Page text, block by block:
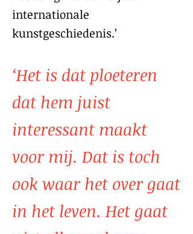
internationale
kunstgeschiedenis.’
‘Het is dat ploeteren
dat hem juist
interessant maakt
voor mij. Dat is toch
ook waar het over gaat
in het leven. Het gaat